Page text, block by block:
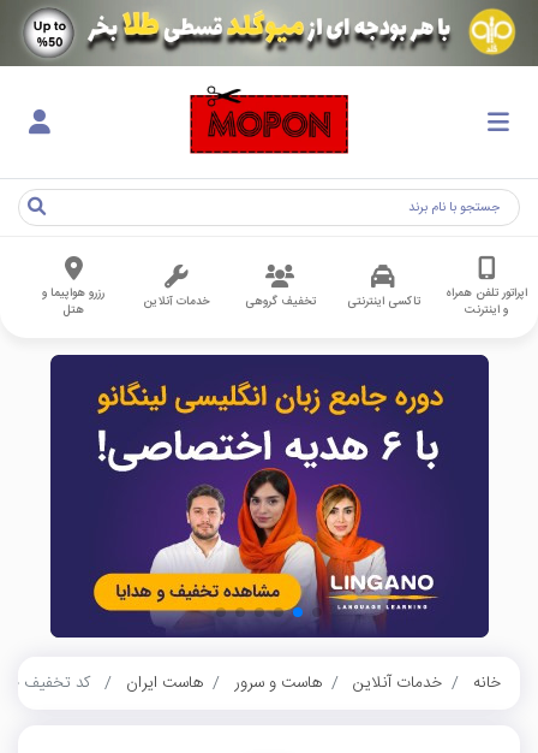
اپراتور تلفن همراه
و اینترنت
تاکسی اینترنتی تخفیف گروهی خدمات آنلاین
رزرو هواپیما و
هتل
خانه خدمات آنلاین هاست و سرور هاست ایران کد تخفیف 10 درصدی هاست ایران